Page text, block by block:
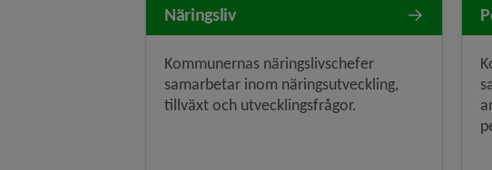
Näringsliv
Kommunernas näringslivschefer
samarbetar inom näringsutveckling,
tillväxt och utvecklingsfrågor.